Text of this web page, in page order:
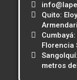
Quito:
Florencia
metros